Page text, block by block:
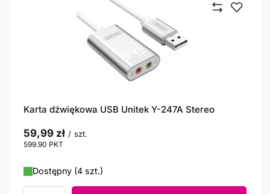
Karta dźwiękowa USB Unitek Y-247A Stereo
59,99 zł / szt.
599.90 PKT
Dostępny (4 szt.)